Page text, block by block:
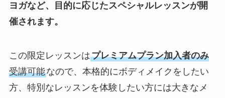
ヨガなど、目的に応じたスペシャルレッスンが開
催されます。
この限定レッスンはプレミアムプラン加入者のみ
受講可能なので、本格的にボディメイクをしたい
方、特別なレッスンを体験したい方には大きなメ